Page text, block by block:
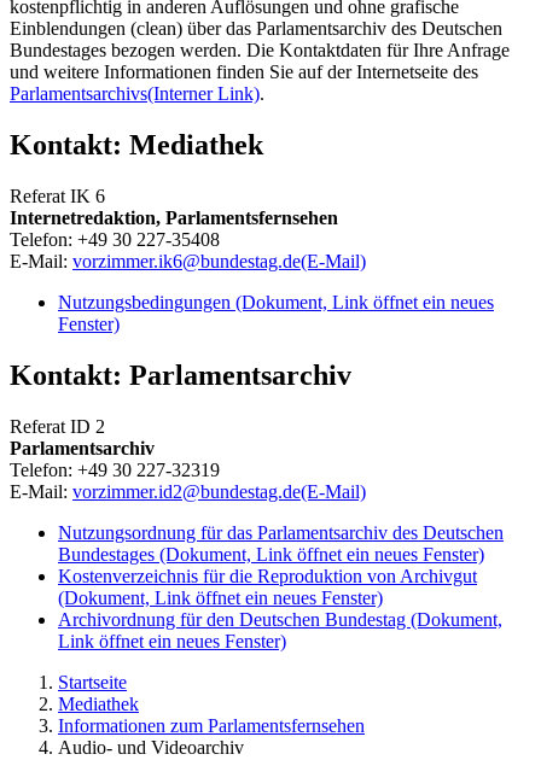
kostenpflichtig in anderen Auflösungen und ohne grafische
Einblendungen (clean) über das Parlamentsarchiv des Deutschen
Bundestages bezogen werden. Die Kontaktdaten für Ihre Anfrage
und weitere Informationen finden Sie auf der Internetseite des
Parlamentsarchivs(Interner Link).
Kontakt: Mediathek
Referat IK 6
Internetredaktion, Parlamentsfernsehen
Telefon: +49 30 227-35408
E-Mail: vorzimmer.ik6@bundestag.de(E-Mail)
Nutzungsbedingungen (Dokument, Link öffnet ein neues
Fenster)
Kontakt: Parlamentsarchiv
Referat ID 2
Parlamentsarchiv
Telefon: +49 30 227-32319
E-Mail: vorzimmer.id2@bundestag.de(E-Mail)
Nutzungsordnung für das Parlamentsarchiv des Deutschen
Bundestages (Dokument, Link öffnet ein neues Fenster)
Kostenverzeichnis für die Reproduktion von Archivgut
(Dokument, Link öffnet ein neues Fenster)
Archivordnung für den Deutschen Bundestag (Dokument,
Link öffnet ein neues Fenster)
Startseite
Mediathek
Informationen zum Parlamentsfernsehen
Audio- und Videoarchiv